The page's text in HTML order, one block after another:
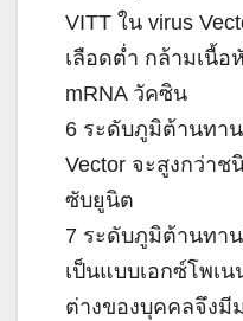
VITT ใน virus
เลือดต่ำ กล้ามเนื้อ
mRNA วัคซิน
6 ระดับภูมิต้านทา
Vector จะสูงกว่า
ซับยูนิต
7 ระดับภูมิต้านทา
เป็นแบบเอกซ์โพเ
ต่างของบุคคลจึงมี